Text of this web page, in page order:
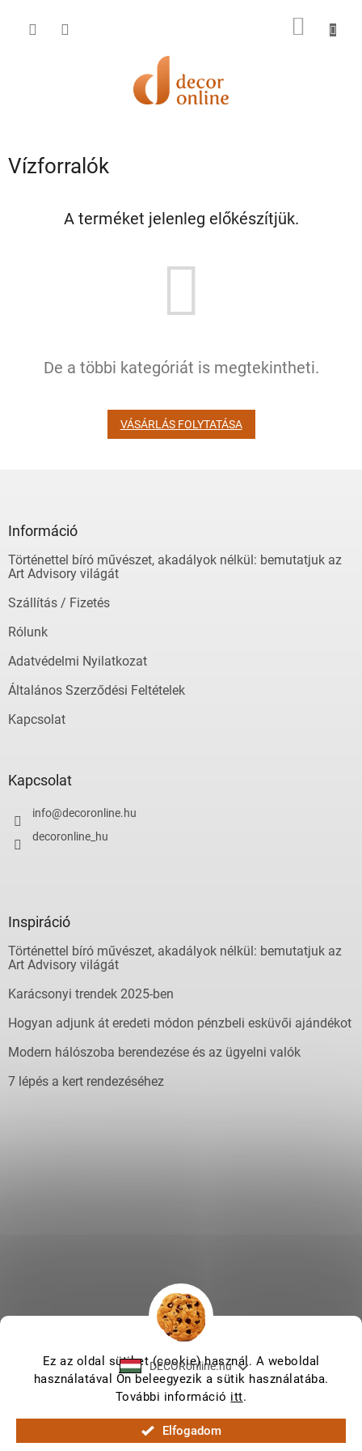
Ez az oldal sütiket (cookie) használ. A weboldal
használatával Ön beleegyezik a sütik használatába.
További információ itt.
Elfogadom
KOSÁR
Vízforralók
A terméket jelenleg előkészítjük.
De a többi kategóriát is megtekintheti.
VÁSÁRLÁS FOLYTATÁSA
Információ
Történettel bíró művészet, akadályok nélkül: bemutatjuk az
Art Advisory világát
Szállítás / Fizetés
Rólunk
Adatvédelmi Nyilatkozat
Általános Szerződési Feltételek
Kapcsolat
Kapcsolat
info@decoronline.hu
decoronline_hu
Inspiráció
Történettel bíró művészet, akadályok nélkül: bemutatjuk az
Art Advisory világát
Karácsonyi trendek 2025-ben
Hogyan adjunk át eredeti módon pénzbeli esküvői ajándékot
Modern hálószoba berendezése és az ügyelni valók
7 lépés a kert rendezéséhez
DECORonline.hu
Shoptet készítette